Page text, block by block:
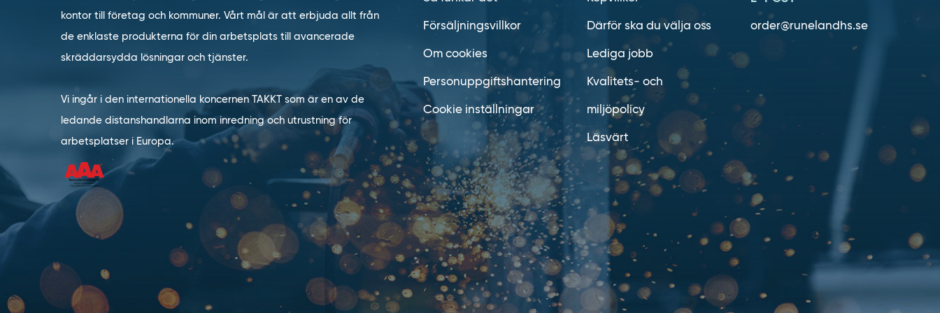
kontor till företag och kommuner. Vårt mål är att erbjuda allt från
de enklaste produkterna för din arbetsplats till avancerade
skräddarsydda lösningar och tjänster.
Vi ingår i den internationella koncernen TAKKT som är en av de
ledande distanshandlarna inom inredning och utrustning för
arbetsplatser i Europa.
Försäljningsvillkor
Om cookies
Personuppgiftshantering
Cookie inställningar
Därför ska du välja oss
Lediga jobb
Kvalitets- och
miljöpolicy
Läsvärt
order@runelandhs.se